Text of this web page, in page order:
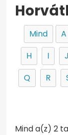
Mind A
H
I J
Q
R
Mind a(z) 2